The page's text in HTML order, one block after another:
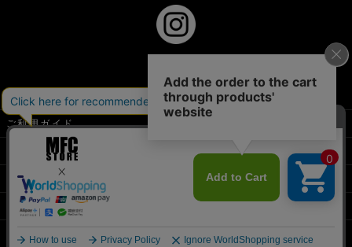
ご利用ガイド
特定商取引法に基づく表示
個人情報の取扱
お問い合わせフォーム